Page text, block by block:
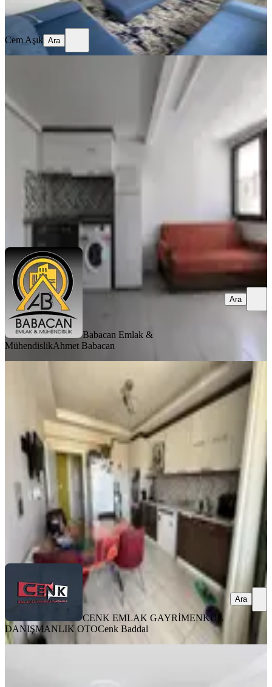
Ara
Cem Aşık Ara
Çarşı Merkez'de Yatırımlık Satılık 1+1
Merkez, Pirimehmet Mahallesi
1+1·40 m² 5. Kat
1.910.000 ₺
Babacan Emlak & Mühendislik
Babacan Emlak &
MühendislikAhmet Babacan
Ara
Çünür Yenişehir Satılık 3+1 Daire Tıp
Fakültesine Yakın
Merkez, Çünür Mahallesi
3+1
·150 m²·3. Kat·
6.700.000 ₺
CENK EMLAK GAYRİMENKUL DANIŞMANLIK OTO
Cenk
CENK EMLAK GAYRİMENKUL
DANIŞMANLIK OTOCenk Baddal
Ara